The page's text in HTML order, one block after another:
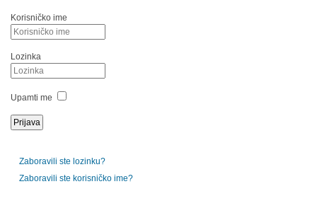
Korisničko ime
Lozinka
Upamti me
Zaboravili ste lozinku?
Zaboravili ste korisničko ime?